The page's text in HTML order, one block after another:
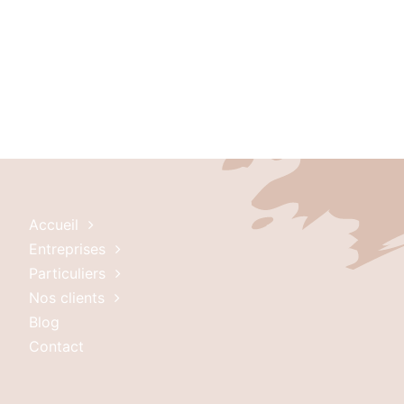
Accueil
Entreprises
Particuliers
Nos clients
Blog
Contact